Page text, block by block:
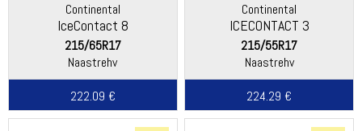
Continental
IceContact 8
215/65R17
Naastrehv
222.09 €
Continental
ICECONTACT 3
215/55R17
Naastrehv
224.29 €